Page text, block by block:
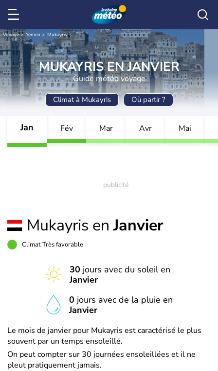
Voyage Yemen Mukayris
MUKAYRIS EN JANVIER
Guide météo voyage
Climat à Mukayris Où partir ?
Jan Fév Mar Avr Mai
Mukayris enJanvier
Climat Très favorable
30 jours avec du soleil en
Janvier
0 jours avec de la pluie en
Janvier
Le mois de janvier pour Mukayris est caractérisé le plus
souvent par un temps ensoleillé.
On peut compter sur 30 journées ensoleillées et il ne
pleut pratiquement jamais.